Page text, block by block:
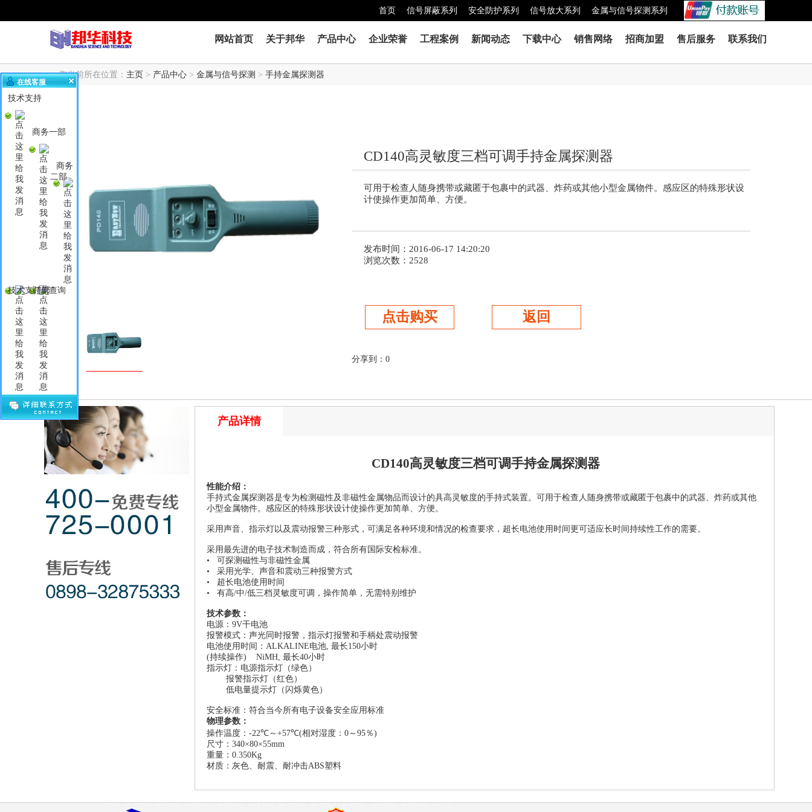
首页 信号屏蔽系列 安全防护系列 信号放大系列 金属与信号探测系列
网站首页 关于邦华 产品中心 企业荣誉 工程案例 新闻动态 下载中心 销售网络 招商加盟 售后服务 联系我们
您当前所在位置： 主页 > 产品中心 > 金属与信号探测 > 手持金属探测器
CD140高灵敏度三档可调手持金属探测器
可用于检查人随身携带或藏匿于包裹中的武器、炸药或其他小型金属物件。感应区的特殊形状设
计使操作更加简单、方便。
发布时间：2016-06-17 14:20:20
浏览次数： 2528
点击购买 返回
分享到： 0
产品详情
CD140高灵敏度三档可调手持金属探测器
性能介绍：
手持式金属探测器是专为检测磁性及非磁性金属物品而设计的具高灵敏度的手持式装置。可用于检查人随身携带或藏匿于包裹中的武器、炸药或其他
小型金属物件。感应区的特殊形状设计使操作更加简单、方便。
采用声音、指示灯以及震动报警三种形式，可满足各种环境和情况的检查要求，超长电池使用时间更可适应长时间持续性工作的需要。
采用最先进的电子技术制造而成，符合所有国际安检标准。
•
可探测磁性与非磁性金属
•
采用光学、声音和震动三种报警方式
•
超长电池使用时间
•
有高/中/低三档灵敏度可调，操作简单，无需特别维护
技术参数：
电源： 9V干电池
报警模式：声光同时报警，指示灯报警和手柄处震动报警
电池使用时间： ALKALINE电池, 最长150小时
(持续操作) NiMH, 最长40小时
指示灯：电源指示灯（绿色）
报警指示灯（红色）
低电量提示灯（闪烁黄色）
安全标准：符合当今所有电子设备安全应用标准
物理参数：
操作温度： -22℃～ +57℃(相对湿度： 0 ～ 95％)
尺寸： 340×80×55mm
重量： 0.350Kg
材质：灰色、耐震、耐冲击ABS塑料
在线客服
技术支持
商务一部
商务
二部
技术支持部
订单查询